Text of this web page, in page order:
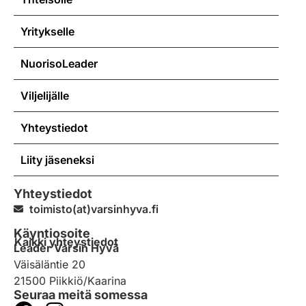
Yritykselle
NuorisoLeader
Viljelijälle
Yhteystiedot
Liity jäseneksi
Yhteystiedot
toimisto(at)varsinhyva.fi
Kaikki yhteystiedot
Käyntiosoite
Leader Varsin Hyvä
Väisäläntie 20
21500 Piikkiö/Kaarina
Seuraa meitä somessa